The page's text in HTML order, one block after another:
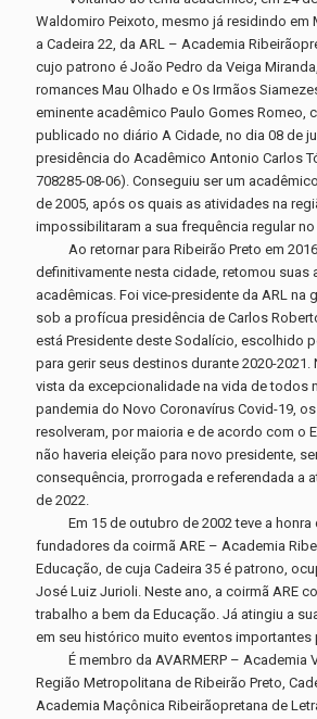
Waldomiro Peixoto, mesmo já residindo em
a Cadeira 22, da ARL – Academia
cujo patrono é João Pedro da Veiga
romances Mau Olhado e Os Irmãos
eminente acadêmico Paulo Gomes Romeo,
publicado no diário A Cidade, no dia 08 de
presidência do Acadêmico Antonio Carlos
708285-08-06). Conseguiu ser um
de 2005, após os quais as atividades na
impossibilitaram a sua frequência regular
Ao retornar para Ribeirão Preto em
definitivamente nesta cidade, retomou suas
acadêmicas. Foi vice-presidente da ARL na
sob a profícua presidência de Carlos
está Presidente deste Sodalício, escolhido
para gerir seus destinos durante 2020-2021.
vista da excepcionalidade na vida de todos
pandemia do Novo Coronavírus Covid-19,
resolveram, por maioria e de acordo com o
não haveria eleição para novo presidente,
consequência, prorrogada e referendada a
de 2022.
Em 15 de outubro de 2002 teve a honra
fundadores da coirmã ARE – Academia
Educação, de cuja Cadeira 35 é patrono,
José Luiz Jurioli. Neste ano, a coirmã ARE
trabalho a bem da Educação. Já atingiu a
em seu histórico muito eventos importantes
É membro da AVARMERP – Academia
Região Metropolitana de Ribeirão Preto,
Academia Maçônica Ribeirãopretana de